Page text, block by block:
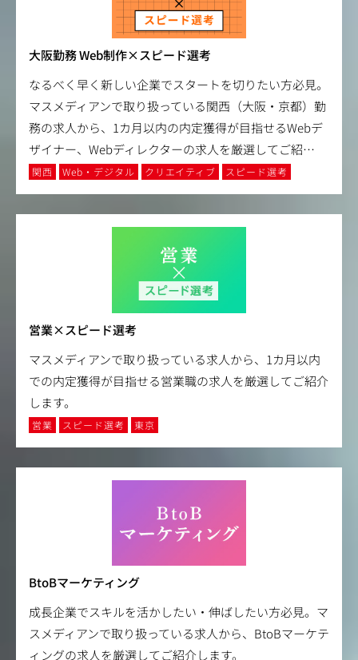
大阪勤務 Web制作×スピード選考
なるべく早く新しい企業でスタートを切りたい方必見。
マスメディアンで取り扱っている関西（大阪・京都）勤
務の求人から、1カ月以内の内定獲得が目指せるWebデ
ザイナー、Webディレクターの求人を厳選してご紹…
関西 Web・デジタル クリエイティブ スピード選考
営業×スピード選考
マスメディアンで取り扱っている求人から、1カ月以内
での内定獲得が目指せる営業職の求人を厳選してご紹介
します。
営業 スピード選考 東京
BtoBマーケティング
成長企業でスキルを活かしたい・伸ばしたい方必見。マ
スメディアンで取り扱っている求人から、BtoBマーケテ
ィングの求人を厳選してご紹介します。